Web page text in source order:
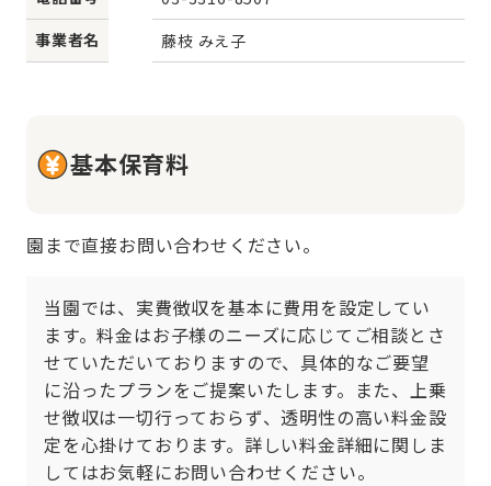
事業者名
藤枝 みえ子
基本保育料
園まで直接お問い合わせください。
当園では、実費徴収を基本に費用を設定してい
ます。料金はお子様のニーズに応じてご相談とさ
せていただいておりますので、具体的なご要望
に沿ったプランをご提案いたします。また、上乗
せ徴収は一切行っておらず、透明性の高い料金設
定を心掛けております。詳しい料金詳細に関しま
してはお気軽にお問い合わせください。